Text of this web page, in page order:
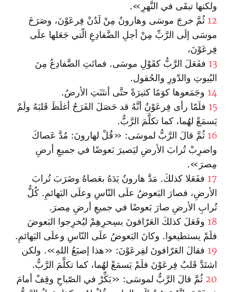
ولكنها تبقَى في النَّهرِ».
12 ثُمَّ خرجَ موسَى وهارونُ مِنْ لَدُنْ فِرعَوْنَ، وصَرَخَ
موسَى إلَى الرَّبِّ مِنْ أجلِ الضَّفادِعِ الّتي جَعَلها علَى
فِرعَوْنَ،
13 ففَعَلَ الرَّبُّ كقَوْلِ موسَى. فماتَتِ الضَّفادِعُ مِنَ
البُيوتِ والدّورِ والحُقول.
14 وجَمَعوها كوَمًا كثيرَةً حتَّى أنتَنَتِ الأرضُ.
15 فلَمّا رأى فِرعَوْنُ أنَّهُ قد حَصَلَ الفَرَجُ أغلَظَ قَلبَهُ ولَمْ
يَسمَعْ لهُما، كما تكلَّمَ الرَّبُّ.
16 ثُمَّ قالَ الرَّبُّ لموسَى: «قُلْ لهارونَ: مُدَّ عَصاكَ
واضرِبْ تُرابَ الأرضِ ليَصيرَ بَعوضًا في جميعِ أرضِ
مِصرَ».
17 ففَعَلا كذلكَ. مَدَّ هارونُ يَدَهُ بعَصاهُ وضَرَبَ تُرابَ
الأرضِ، فصارَ البَعوضُ علَى النّاسِ وعلَى البَهائمِ. كُلُّ
تُرابِ الأرضِ صارَ بَعوضًا في جميعِ أرضِ مِصرَ.
18 وفَعَلَ كذلكَ العَرّافونَ بسِحرِهِمْ ليُخرِجوا البَعوضَ
فلَمْ يستطيعوا. وكانَ البَعوضُ علَى النّاسِ وعلَى البَهائمِ.
19 فقالَ العَرّافونَ لفِرعَوْنَ: «هذا إصبَعُ اللهِ». ولكن
اشتَدَّ قَلبُ فِرعَوْنَ فلَمْ يَسمَعْ لهُما، كما تكلَّمَ الرَّبُّ.
20 ثُمَّ قالَ الرَّبُّ لموسَى: «بَكِّرْ في الصّباحِ وقِفْ أمامَ